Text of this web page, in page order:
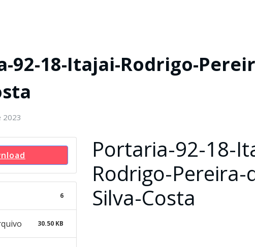
92-18-Itajai-Rodrigo-
2023
6
30.50 KB
Portaria-92-18-
Rodrigo-Pereira-
Silva-Costa